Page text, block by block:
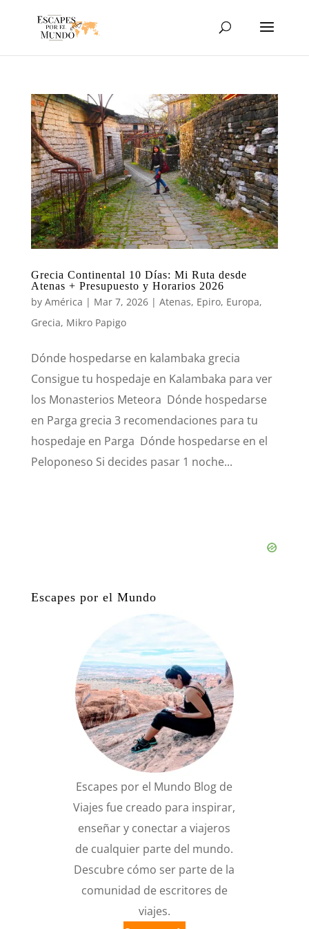
Grecia Continental 10 Días: Mi Ruta desde
Atenas + Presupuesto y Horarios 2026
by América | Mar 7, 2026| Atenas, Epiro, Europa,
Grecia, Mikro Papigo
Dónde hospedarse en kalambaka grecia
Consigue tu hospedaje en Kalambaka para ver
los Monasterios Meteora Dónde hospedarse
en Parga grecia 3 recomendaciones para tu
hospedaje en Parga Dónde hospedarse en el
Peloponeso Si decides pasar 1 noche...
Escapes por el Mundo
Escapes por el Mundo Blog de
Viajes fue creado para inspirar,
enseñar y conectar a viajeros
de cualquier parte del mundo.
Descubre cómo ser parte de la
comunidad de escritores de
viajes.